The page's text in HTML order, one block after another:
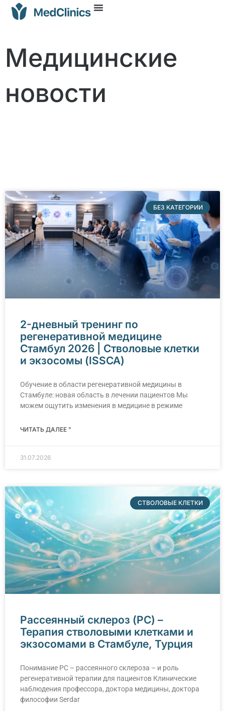
Медицинские
новости
БЕЗ КАТЕГОРИИ
2-дневный тренинг по
регенеративной медицине
Стамбул 2026 | Стволовые клетки
и экзосомы (ISSCA)
Обучение в области регенеративной медицины в
Стамбуле: новая область в лечении пациентов Мы
можем ощутить изменения в медицине в режиме
ЧИТАТЬ ДАЛЕЕ "
31.07.2026
СТВОЛОВЫЕ КЛЕТКИ
Рассеянный склероз (РС) –
Терапия стволовыми клетками и
экзосомами в Стамбуле, Турция
Понимание РС – рассеянного склероза – и роль
регенеративной терапии для пациентов Клинические
наблюдения профессора, доктора медицины, доктора
философии Serdar